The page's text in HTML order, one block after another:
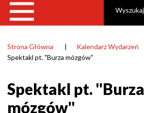
Ścieżka
Strona Główna
Kalendarz Wydarzeń
Spektakl pt. "Burza mózgów"
Spektakl pt. "Burza
mózgów"